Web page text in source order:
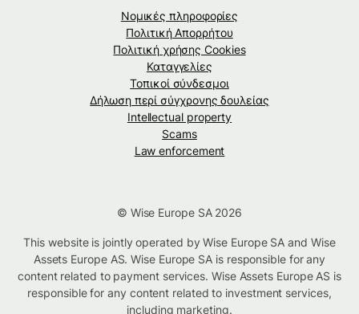
Νομικές πληροφορίες
Πολιτική Απορρήτου
Πολιτική χρήσης Cookies
Καταγγελίες
Τοπικοί σύνδεσμοι
Δήλωση περί σύγχρονης δουλείας
Intellectual property
Scams
Law enforcement
© Wise Europe SA 2026
This website is jointly operated by Wise Europe SA and Wise
Assets Europe AS. Wise Europe SA is responsible for any
content related to payment services. Wise Assets Europe AS is
responsible for any content related to investment services,
including marketing.